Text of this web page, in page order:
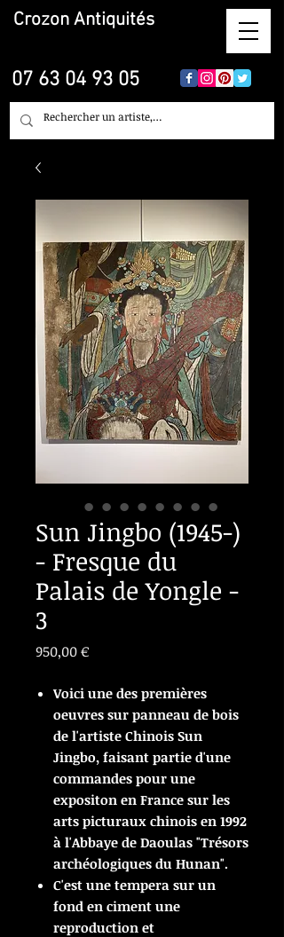
Crozon Antiquités
07 63 04 93 05
Sun Jingbo (1945-)
- Fresque du
Palais de Yongle -
3
950,00 €Prix
Voici une des premières
oeuvres sur panneau de bois
de l'artiste Chinois Sun
Jingbo, faisant partie d'une
commandes pour une
expositon en France sur les
arts picturaux chinois en 1992
à l'Abbaye de Daoulas "Trésors
archéologiques du Hunan".
C'est une tempera sur un
fond en ciment une
reproduction et